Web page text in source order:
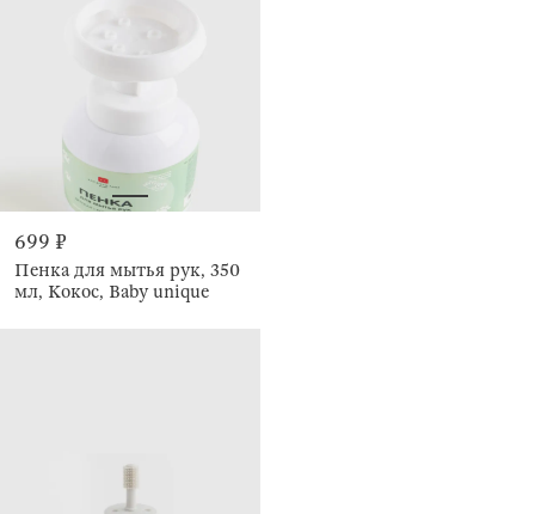
699 ₽
Пенка для мытья рук, 350
мл, Кокос, Baby unique